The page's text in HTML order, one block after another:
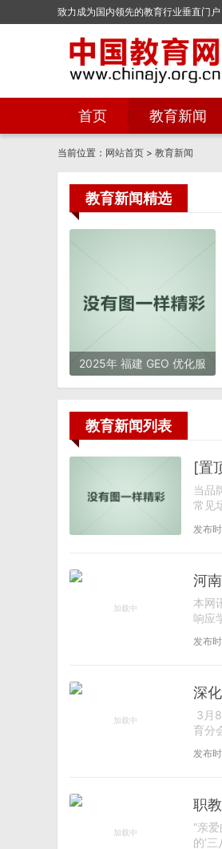
致力成为国内领先的教育行业垂直门户
首页 教育新闻
当前位置： 网站首页 > 教育新闻
教育新闻精选
2025年 福建 GEO 优化服
务商推荐：品牌与选择避
坑指南
教育新闻列表
[置
当品
常见
发布
河
本网
响应
发布
深
3月
育分
发布
职
“亲
的‘